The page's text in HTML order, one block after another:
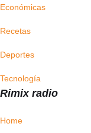
Rimix radio
Home
Económicas
Recetas
Deportes
Tecnología